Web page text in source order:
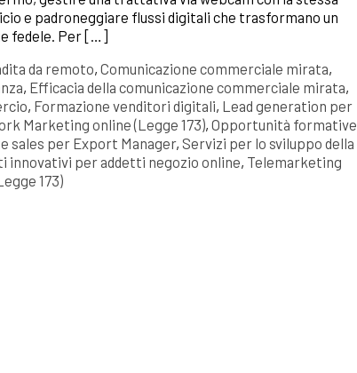
e padroneggiare flussi digitali che trasformano un
fedele. Per […]
da remoto, Comunicazione commerciale mirata,
, Efficacia della comunicazione commerciale mirata,
, Formazione venditori digitali, Lead generation per
Marketing online (Legge 173), Opportunità formative
sales per Export Manager, Servizi per lo sviluppo della
innovativi per addetti negozio online, Telemarketing
173)